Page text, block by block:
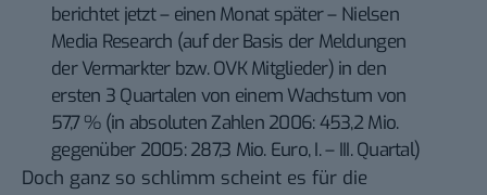
berichtet jetzt – einen Monat später – Nielsen
Media Research (auf der Basis der Meldungen
der Vermarkter bzw. OVK Mitglieder) in den
ersten 3 Quartalen von einem Wachstum von
57,7 % (in absoluten Zahlen 2006: 453,2 Mio.
gegenüber 2005: 287,3 Mio. Euro, I. – III. Quartal)
Doch ganz so schlimm scheint es für die